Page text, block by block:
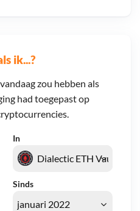
ik...?
zou hebben als
had toegepast op
In
Sinds